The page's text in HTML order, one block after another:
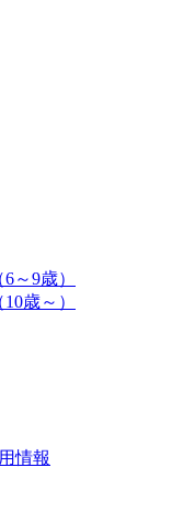
～9歳）
歳～）
情報